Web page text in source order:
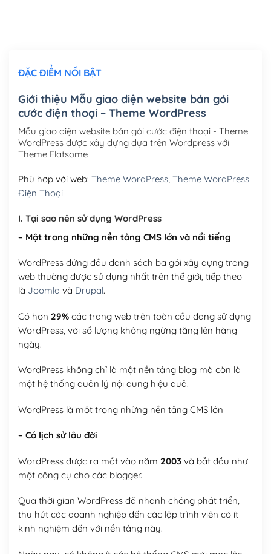
Mua thêm Host + Tên miền
Tên miền quốc tế .com .net .org (1 năm)
Tên miền Việt Nam .vn (1 năm)(+550,000₫)
Hosting 2GB SSD (1 năm)(+450,000₫)
Hosting 5GB SSD (1 năm)
Hosting 8GB SSD (1 năm)
ĐẶC ĐIỂM NỔI BẬT
Giới thiệu Mẫu giao diện website bán gói
cước điện thoại – Theme WordPress
Mẫu giao diện website bán gói cước điện thoại - Theme
WordPress được xây dựng dựa trên Wordpress với
Theme Flatsome
Phù hợp với web: Theme WordPress, Theme WordPress
Điện Thoại
I. Tại sao nên sử dụng WordPress
– Một trong những nền tảng CMS lớn và nổi tiếng
WordPress đứng đầu danh sách ba gói xây dựng trang
web thường được sử dụng nhất trên thế giới, tiếp theo
là Joomla và Drupal.
Có hơn 29%các trang web trên toàn cầu đang sử dụng
WordPress, với số lượng không ngừng tăng lên hàng
ngày.
WordPress không chỉ là một nền tảng blog mà còn là
một hệ thống quản lý nội dung hiệu quả.
WordPress là một trong những nền tảng CMS lớn
– Có lịch sử lâu đời
WordPress được ra mắt vào năm 2003và bắt đầu như
một công cụ cho các blogger.
Qua thời gian WordPress đã nhanh chóng phát triển,
thu hút các doanh nghiệp đến các lập trình viên có ít
kinh nghiệm đến với nền tảng này.